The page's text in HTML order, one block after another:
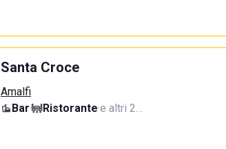
Santa Croce
Amalfi
Bar· Ristorante·e altri 2…